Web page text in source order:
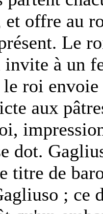
offre au
Le
à un
roi
aux
dot.
titre de
; ce